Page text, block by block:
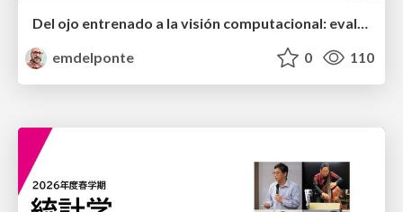
Del ojo entrenado a la visión computacional: evaluación de la severidad de enfermedades
emdelponte
0 110